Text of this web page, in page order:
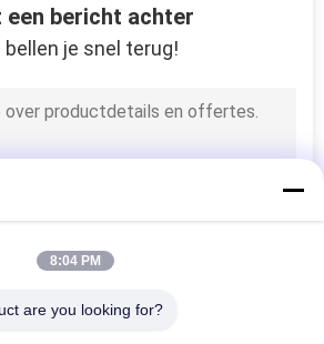
van Inkjet
van pvc
een bericht achter
bellen je snel terug!
8:04 PM
are you looking for?